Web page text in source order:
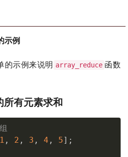
示例
的示例来说明 array_reduce 函数
所有元素求和
1 , 2 , 3 , 4 , 5] ;